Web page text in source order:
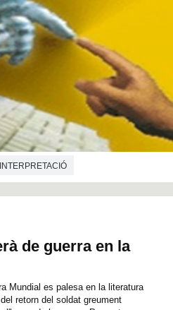
de guerra en la
Mundial es palesa en la literatura
retorn del soldat greument